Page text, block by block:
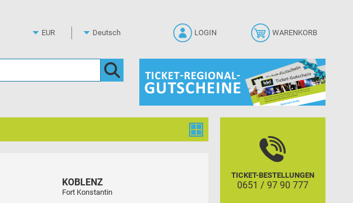
KOBLENZ
Fort Konstantin
TICKET-BESTELLUNGEN
0651 / 97 90 777
WARENKORB
LOGIN